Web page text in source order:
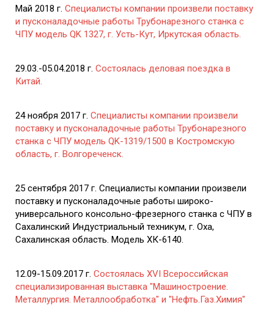
Май 2018 г. Специалисты компании произвели поставку
и пусконаладочные работы Трубонарезного станка с
ЧПУ модель QK 1327, г. Усть-Кут, Иркутская область.
29.03.-05.04.2018 г. Состоялась деловая поездка в
Китай.
24 ноября 2017 г. Специалисты компании произвели
поставку и пусконаладочные работы Трубонарезного
станка с ЧПУ модель QK-1319/1500 в Костромскую
область, г. Волгореченск.
25 сентября 2017 г. Специалисты компании произвели
поставку и пусконаладочные работы широко-
универсального консольно-фрезерного станка с ЧПУ в
Сахалинский Индустриальный техникум, г. Оха,
Сахалинская область. Модель ХК-6140.
12.09-15.09.2017 г. Состоялась XVI Всероссийская
специализированная выставка "Машиностроение.
Металлургия. Металлообработка" и "Нефть.Газ.Химия"